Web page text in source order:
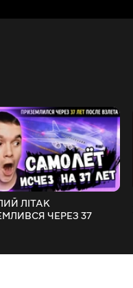
ЛІТАК
ЧЕРЕЗ 37